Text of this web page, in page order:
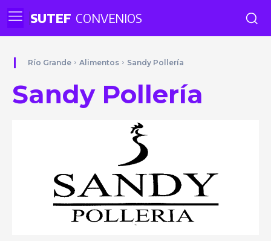
SUTEF CONVENIOS
Río Grande Alimentos Sandy Pollería
Sandy Pollería